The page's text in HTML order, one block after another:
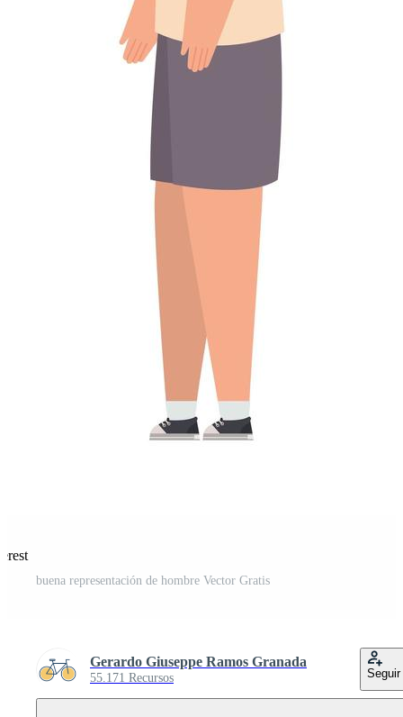
buena representación de hombre Vector Gratis
Gerardo Giuseppe Ramos Granada
55.171 Recursos Seguir